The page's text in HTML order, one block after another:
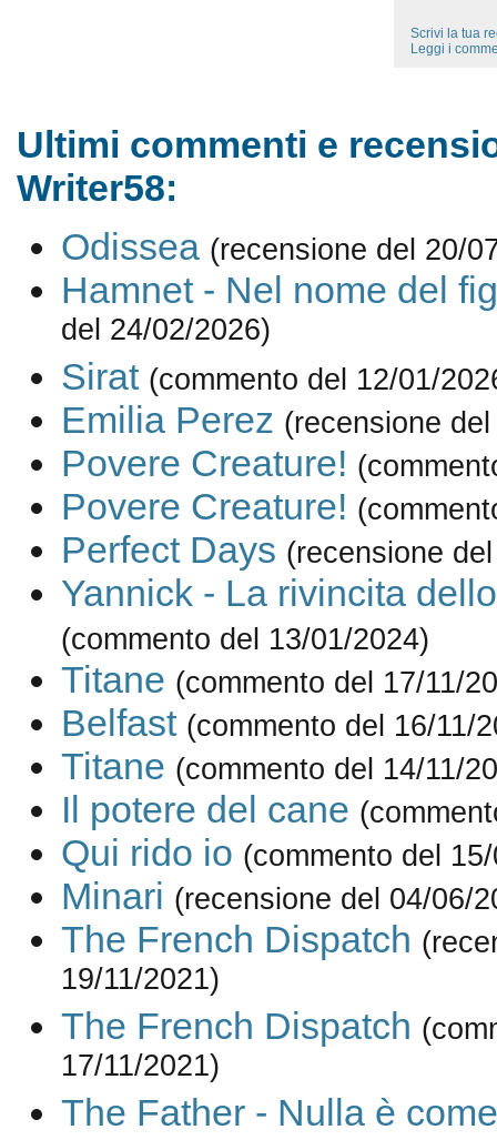
Scrivi la tua
Leggi i
Ultimi commenti e
Writer58:
Odissea (recensione del 20/
Hamnet - Nel nome del
del 24/02/2026)
Sirat (commento del 12/01/
Emilia Perez (recensione
Povere Creature!
Povere Creature!
Perfect Days (recensione
Yannick - La rivincita
(commento del 13/01/2024)
Titane (commento del 17/11/
Belfast (commento del 16/11/
Titane (commento del 14/11/
Il potere del cane
Qui rido io (commento del
Minari (recensione del 04/06/
The French Dispatch
19/11/2021)
The French Dispatch
17/11/2021)
The Father - Nulla è